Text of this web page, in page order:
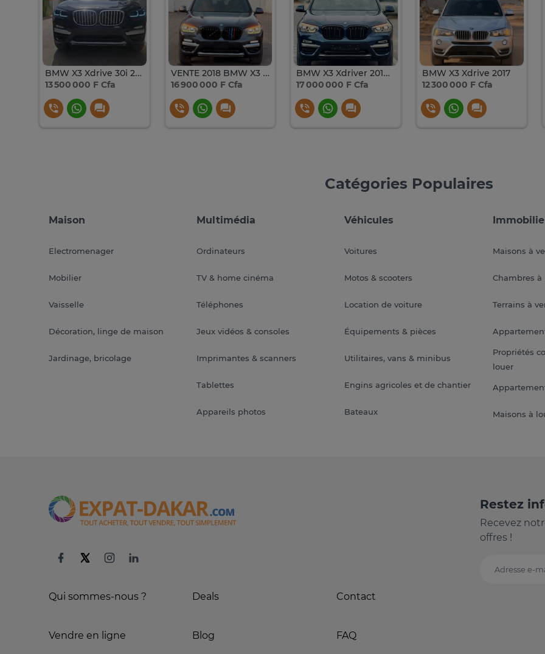
BMW X3 Xdrive 30i 2018
13 500 000 F Cfa
VENTE 2018 BMW X3 XDRIVE 30i
16 900 000 F Cfa
BMW X3 Xdriver 2018 Xdrive 30I / 2018
17 000 000 F Cfa
BMW X3 Xdrive 2017
12 300 000 F Cfa
Catégories Populaires
Maison
Electromenager
Mobilier
Vaisselle
Décoration, linge de maison
Jardinage, bricolage
Multimédia
Ordinateurs
TV & home cinéma
Téléphones
Jeux vidéos & consoles
Imprimantes & scanners
Tablettes
Appareils photos
Véhicules
Voitures
Motos & scooters
Location de voiture
Équipements & pièces
Utilitaires, vans & minibus
Engins agricoles et de chantier
Bateaux
Maisons à
Chambres à
Terrains à
Propriétés
louer
Maisons à
Qui sommes-nous ?
Vendre en ligne
Deals
Blog
Contact
FAQ
Restez
Recevez
offres !
Adresse e-